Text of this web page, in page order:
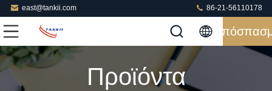
east@tankii.com 86-21-56110178
Προϊόντα